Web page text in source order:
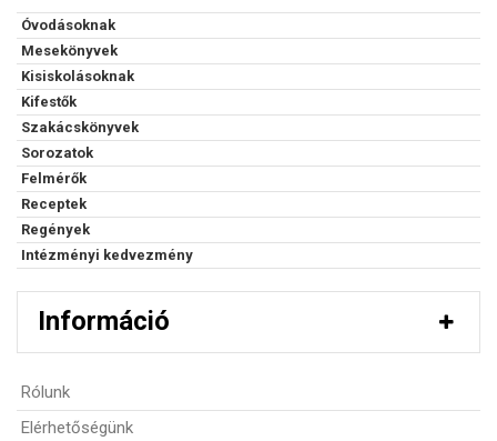
Óvodásoknak
Mesekönyvek
Kisiskolásoknak
Kifestők
Szakácskönyvek
Sorozatok
Felmérők
Receptek
Regények
Intézményi kedvezmény
Információ
Rólunk
Elérhetőségünk